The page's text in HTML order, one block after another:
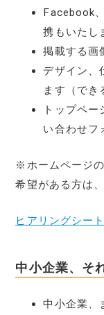
Facebook
携もいたし
掲載する画
デザイン、
ます（でき
トップペ
い合わせフ
※ホームページ
希望がある方は
ヒアリングシート
中小企業、そ
中小企業、